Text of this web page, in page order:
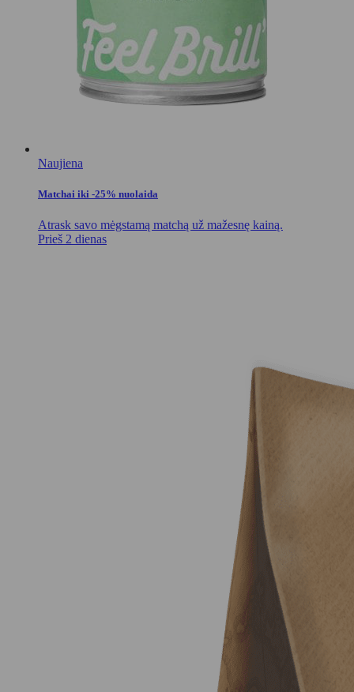
Naujiena
Matchai iki -25% nuolaida
Atrask savo mėgstamą matchą už mažesnę kainą.
Prieš 2 dienas